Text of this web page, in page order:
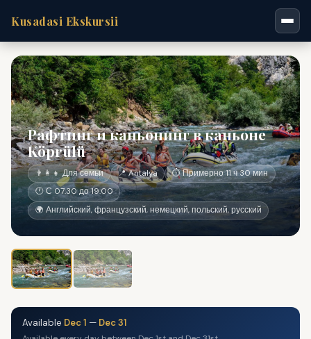
Kusadasi Ekskursii
Рафтинг и каньонинг в каньоне
Köprülü
👨‍👩‍👧 Для семьи 📍 Antalya
⏱ Примерно 11 ч 30 мин
🕐 С 07:30 до 19:00
🌍 Английский, французский, немецкий, польский, русский
Available Dec 1 — Dec 31